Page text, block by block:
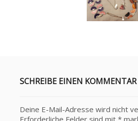
SCHREIBE EINEN KOMMENTAR
Deine E-Mail-Adresse wird nicht